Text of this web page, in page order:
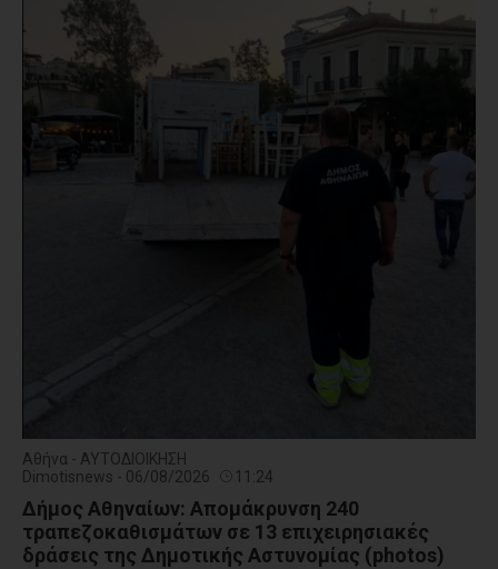
Αθήνα - ΑΥΤΟΔΙΟΙΚΗΣΗ
Dimotisnews - 06/08/2026
11:24
Δήμος Αθηναίων: Απομάκρυνση 240
τραπεζοκαθισμάτων σε 13 επιχειρησιακές
δράσεις της Δημοτικής Αστυνομίας (photos)